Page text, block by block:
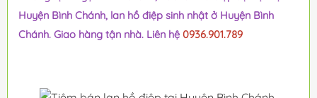
Huyện Bình Chánh, lan hồ điệp sinh nhật ở Huyện Bình
Chánh. Giao hàng tận nhà. Liên hệ 0936.901.789